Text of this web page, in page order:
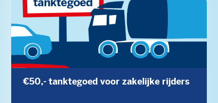
€50,- tanktegoed voor zakelijke rijders